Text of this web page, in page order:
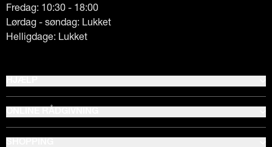
Fredag: 10:30 - 18:00
Lørdag - søndag: Lukket
Helligdage: Lukket